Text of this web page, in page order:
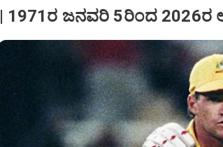
| 1971ರ ಜನವರಿ 5ರಿಂದ 2026ರ